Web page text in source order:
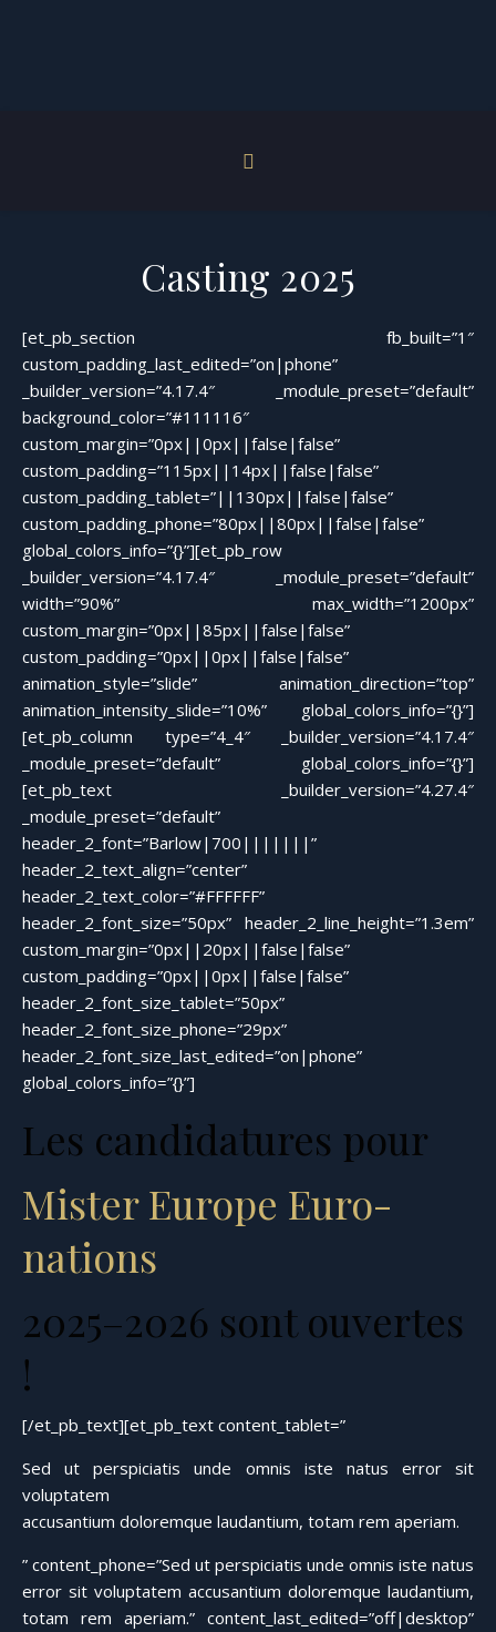
Casting 2025
[et_pb_section fb_built=”1″
custom_padding_last_edited=”on|phone”
_builder_version=”4.17.4″ _module_preset=”default”
background_color=”#111116″
custom_margin=”0px||0px||false|false”
custom_padding=”115px||14px||false|false”
custom_padding_tablet=”||130px||false|false”
custom_padding_phone=”80px||80px||false|false”
global_colors_info=”{}”][et_pb_row
_builder_version=”4.17.4″ _module_preset=”default”
width=”90%” max_width=”1200px”
custom_margin=”0px||85px||false|false”
custom_padding=”0px||0px||false|false”
animation_style=”slide” animation_direction=”top”
animation_intensity_slide=”10%” global_colors_info=”{}”]
[et_pb_column type=”4_4″ _builder_version=”4.17.4″
_module_preset=”default” global_colors_info=”{}”]
[et_pb_text _builder_version=”4.27.4″
_module_preset=”default”
header_2_font=”Barlow|700|||||||”
header_2_text_align=”center”
header_2_text_color=”#FFFFFF”
header_2_font_size=”50px” header_2_line_height=”1.3em”
custom_margin=”0px||20px||false|false”
custom_padding=”0px||0px||false|false”
header_2_font_size_tablet=”50px”
header_2_font_size_phone=”29px”
header_2_font_size_last_edited=”on|phone”
global_colors_info=”{}”]
Les candidatures pour
Mister Europe Euro-
nations
2025–2026 sont ouvertes
!
[/et_pb_text][et_pb_text content_tablet=”
Sed ut perspiciatis unde omnis iste natus error sit
voluptatem
accusantium doloremque laudantium, totam rem aperiam.
” content_phone=”Sed ut perspiciatis unde omnis iste natus
error sit voluptatem accusantium doloremque laudantium,
totam rem aperiam.” content_last_edited=”off|desktop”